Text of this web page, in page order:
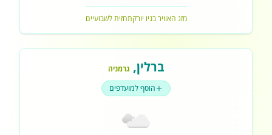
מזג האוויר בניו יורקתחזית לשבועיים
ברלין, גרמניה
הוסף למועדפים